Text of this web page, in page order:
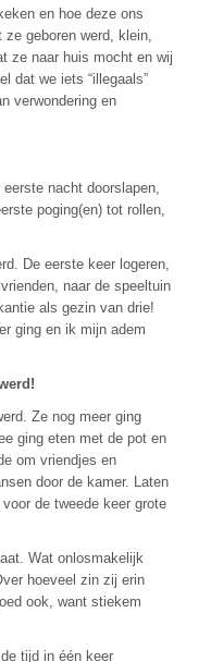
en hoe deze ons
geboren werd, klein,
ze naar huis mocht en wij
dat we iets “illegaals”
verwondering en
nacht doorslapen,
poging(en) tot rollen,
De eerste keer logeren,
naar de speeltuin
als gezin van drie!
ging en ik mijn adem
Ze nog meer ging
ging eten met de pot en
om vriendjes en
door de kamer. Laten
de tweede keer grote
Wat onlosmakelijk
hoeveel zin zij erin
ook, want stiekem
tijd in één keer